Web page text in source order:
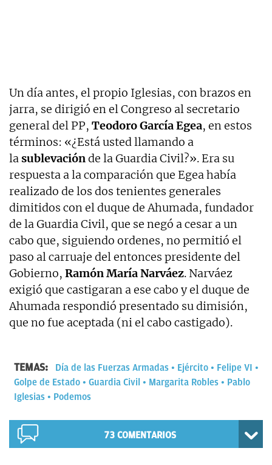
Un día antes, el propio Iglesias, con brazos en
jarra, se dirigió en el Congreso al secretario
general del PP, Teodoro García Egea, en estos
términos: «¿Está usted llamando a
lasublevaciónde la Guardia Civil?». Era su
respuesta a la comparación que Egea había
realizado de los dos tenientes generales
dimitidos con el duque de Ahumada, fundador
de la Guardia Civil, que se negó a cesar a un
cabo que, siguiendo ordenes, no permitió el
paso al carruaje del entonces presidente del
Gobierno, Ramón María Narváez. Narváez
exigió que castigaran a ese cabo y el duque de
Ahumada respondió presentado su dimisión,
que no fue aceptada (ni el cabo castigado).
TEMAS: Día de las Fuerzas Armadas Ejército
Felipe VI
Golpe de Estado
Guardia Civil Margarita Robles
Pablo
Iglesias
Podemos
73 COMENTARIOS